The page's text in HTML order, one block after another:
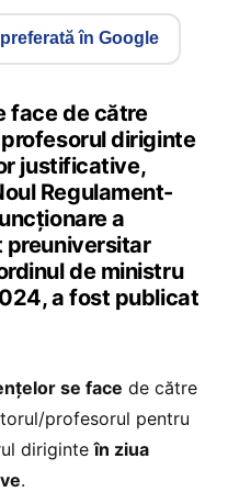
în Google
face de către
diriginte
justificative,
Regulament-
a
preuniversitar
de ministru
a fost publicat
se face de către
profesorul pentru
diriginteîn ziua
.